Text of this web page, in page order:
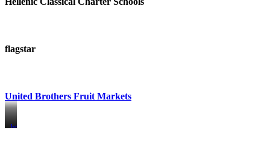
flagstar
United Brothers Fruit Markets
https://www.unitedbrothersfruitmarkets.com/
https://www.unitedbrothersfruitmarkets.com/